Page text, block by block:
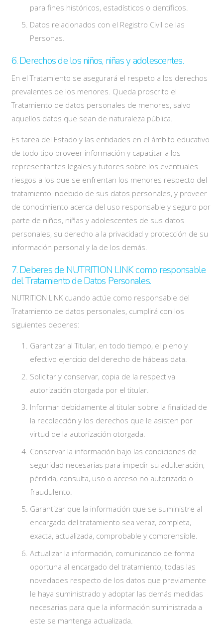
para fines históricos, estadísticos o científicos.
Datos relacionados con el Registro Civil de las
Personas.
6. Derechos de los niños, niñas y adolescentes.
En el Tratamiento se asegurará el respeto a los derechos
prevalentes de los menores. Queda proscrito el
Tratamiento de datos personales de menores, salvo
aquellos datos que sean de naturaleza pública.
Es tarea del Estado y las entidades en el ámbito educativo
de todo tipo proveer información y capacitar a los
representantes legales y tutores sobre los eventuales
riesgos a los que se enfrentan los menores respecto del
tratamiento indebido de sus datos personales, y proveer
de conocimiento acerca del uso responsable y seguro por
parte de niños, niñas y adolescentes de sus datos
personales, su derecho a la privacidad y protección de su
información personal y la de los demás.
7. Deberes de NUTRITION LINK como responsable
del Tratamiento de Datos Personales.
NUTRITION LINK cuando actúe como responsable del
Tratamiento de datos personales, cumplirá con los
siguientes deberes:
Garantizar al Titular, en todo tiempo, el pleno y
efectivo ejercicio del derecho de hábeas data.
Solicitar y conservar, copia de la respectiva
autorización otorgada por el titular.
Informar debidamente al titular sobre la finalidad de
la recolección y los derechos que le asisten por
virtud de la autorización otorgada.
Conservar la información bajo las condiciones de
seguridad necesarias para impedir su adulteración,
pérdida, consulta, uso o acceso no autorizado o
fraudulento.
Garantizar que la información que se suministre al
encargado del tratamiento sea veraz, completa,
exacta, actualizada, comprobable y comprensible.
Actualizar la información, comunicando de forma
oportuna al encargado del tratamiento, todas las
novedades respecto de los datos que previamente
le haya suministrado y adoptar las demás medidas
necesarias para que la información suministrada a
este se mantenga actualizada.